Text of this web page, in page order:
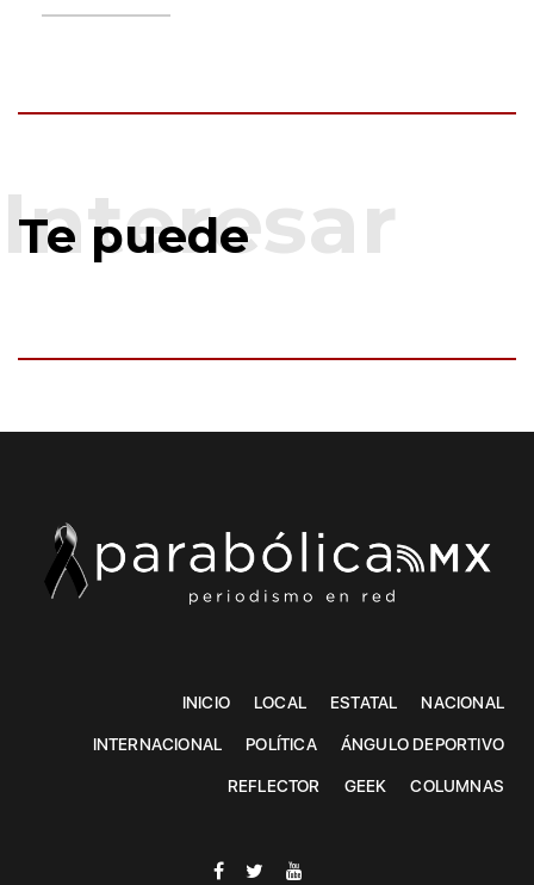
Te puede
INICIO LOCAL ESTATAL NACIONAL
INTERNACIONAL POLÍTICA ÁNGULO DEPORTIVO
REFLECTOR GEEK COLUMNAS